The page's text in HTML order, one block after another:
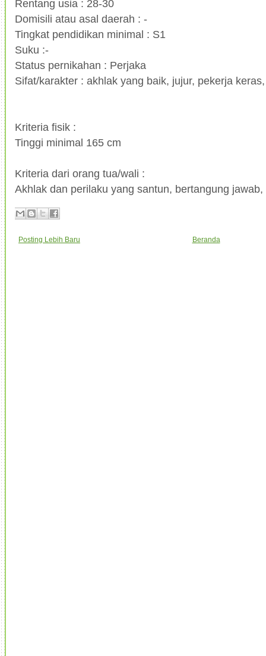
Rentang usia : 28-30
Domisili atau asal daerah : -
Tingkat pendidikan minimal : S1
Suku :-
Status pernikahan : Perjaka
Sifat/karakter : akhlak yang baik, jujur, pekerja
Kriteria fisik :
Tinggi minimal 165 cm
Kriteria dari orang tua/wali :
Akhlak dan perilaku yang santun, bertangung
Posting Lebih Baru Beranda